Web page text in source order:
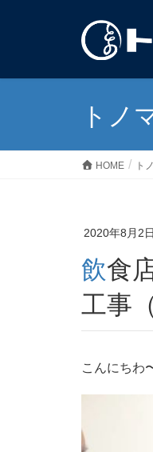
トノ
HOME ト
2020年8月2日
飲食店リニューアル工事に伴う厨房機器搬出・搬入
工事
こんにちわ